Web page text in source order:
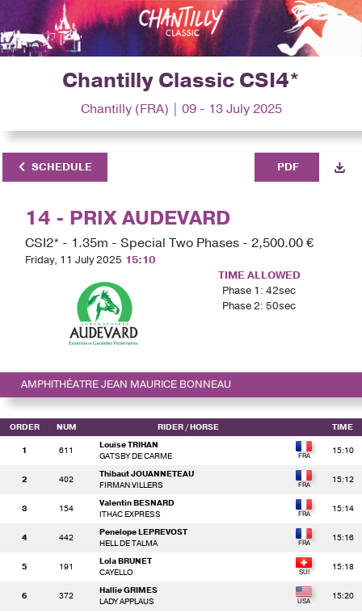
Chantilly Classic CSI4*
Chantilly (FRA) | 09 - 13 July 2025
SCHEDULE PDF
14 - PRIX AUDEVARD
CSI2* - 1.35m - Special Two Phases - 2,500.00 €
Friday, 11 July 2025 15:10
TIME ALLOWED
Phase 1: 42sec
Phase 2: 50sec
AMPHITHÉATRE JEAN MAURICE BONNEAU
ORDER NUM RIDER / HORSE TIME
1 611
Louise TRIHAN
GATSBY DE CARME
15:10
2 402
Thibaut JOUANNETEAU
FIRMAN VILLERS
15:12
3 154
Valentin BESNARD
ITHAC EXPRESS
15:14
4 442
Penelope LEPREVOST
HELL DE TALMA
15:16
5 191
Lola BRUNET
CAYELLO
15:18
6 372
Hallie GRIMES
LADY APPLAUS
15:20